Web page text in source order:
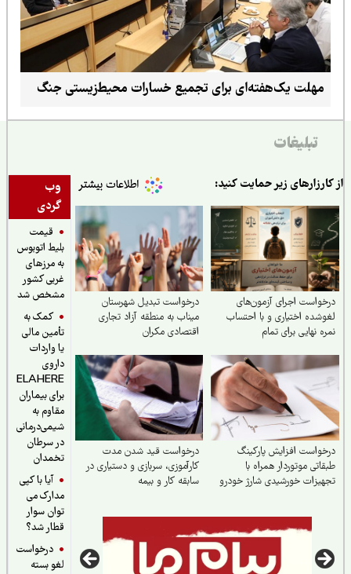
مهلت یک‌هفته‌ای برای تجمیع خسارات محیط‌زیستی جنگ
تبلیغات
وب
گردی
قیمت
بلیط اتوبوس
به مرزهای
غربی کشور
مشخص شد
کمک به
تأمین مالی
یا واردات
داروی
ELAHERE
برای بیماران
مقاوم به
شیمی‌درمانی
در سرطان
تخمدان
آیا با کپی
مدارک می
توان سوار
قطار شد؟
درخواست
لغو بسته
زیر حمایت کنید:
اجرای آزمون‌های
اختیاری و با احتساب
نهایی برای تمام
درخواست تبدیل شهرستان
میناب به منطقه آزاد تجاری
اقتصادی مکران
افزایش پارکینگ
موتوردار همراه با
خورشیدی شارژ خودرو
درخواست قید شدن مدت
کارآموزی، سربازی و دستیاری در
سابقه کار و بیمه